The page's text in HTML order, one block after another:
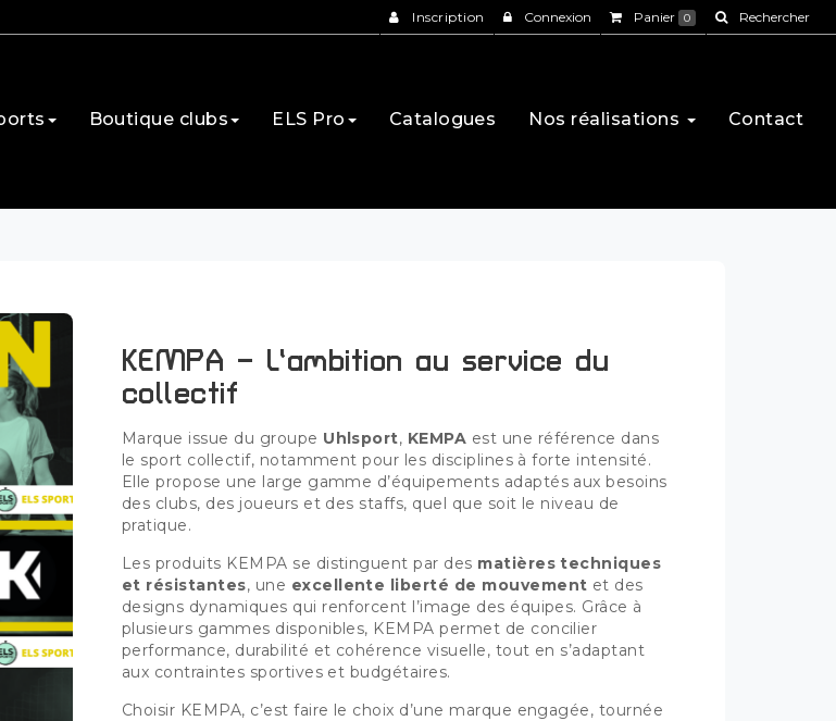
Boutique clubs ELS Pro Catalogues Nos réalisations Contact
KEMPA – L’ambition au service du
collectif
Marque issue du groupe Uhlsport, KEMPA est une référence dans
le sport collectif, notamment pour les disciplines à forte intensité.
Elle propose une large gamme d’équipements adaptés aux besoins
des clubs, des joueurs et des staffs, quel que soit le niveau de
pratique.
Les produits KEMPA se distinguent par des matières techniques
et résistantes, une excellente liberté de mouvement et des
designs dynamiques qui renforcent l’image des équipes. Grâce à
plusieurs gammes disponibles, KEMPA permet de concilier
performance, durabilité et cohérence visuelle, tout en s’adaptant
aux contraintes sportives et budgétaires.
Choisir KEMPA, c’est faire le choix d’une marque engagée, tournée
Inscription Connexion Panier 0 Rechercher